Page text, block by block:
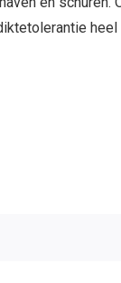
heel